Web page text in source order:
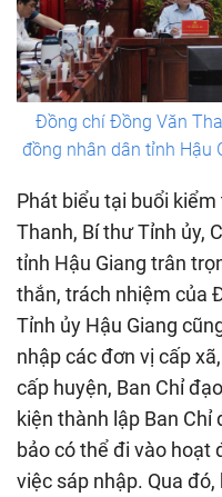
Đồng chí Đồng Văn
đồng nhân dân tỉnh Hậu
Phát biểu tại buổi
Thanh, Bí thư Tỉnh ủy,
tỉnh Hậu Giang trân
thắn, trách nhiệm của
Tỉnh ủy Hậu Giang
nhập các đơn vị cấp
cấp huyện, Ban Chỉ
kiện thành lập Ban Chỉ
bảo có thể đi vào hoạt
việc sáp nhập. Qua